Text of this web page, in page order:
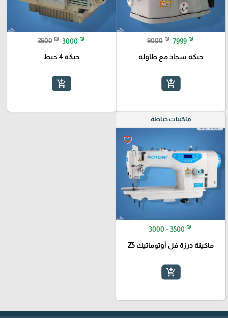
9000 ₪ 7999 ₪
حبكة سجاد مع طاولة
add_shopping_cart
3500 ₪ 3000 ₪
حبكة 4 خيط
add_shopping_cart
ماكينات خياطة
favorite_border
3000 - 3500 ₪
ماكينة درزة فل أوتوماتيك Z5
add_shopping_cart